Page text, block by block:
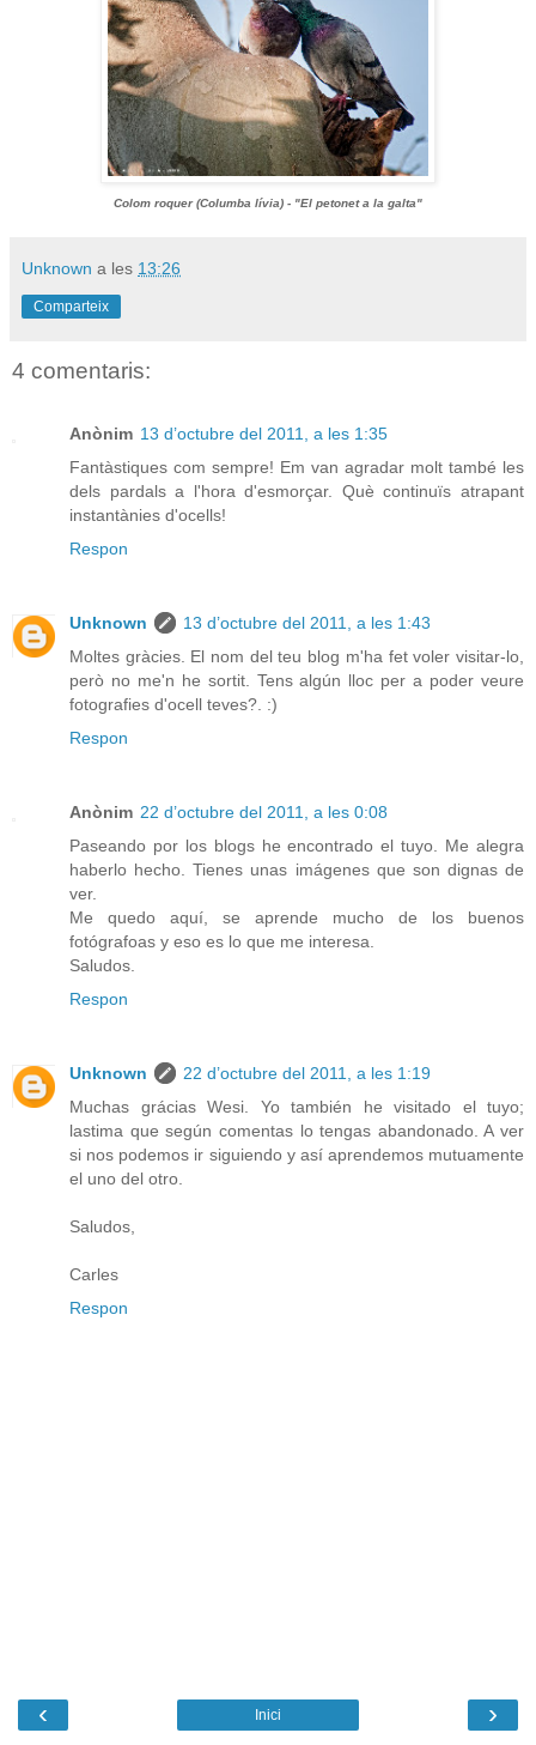
Colom roquer (Columba lívia) - "El petonet a la galta"
Unknown a les 13:26
Comparteix
4 comentaris:
Anònim 13 d’octubre del 2011, a les 1:35
Fantàstiques com sempre! Em van agradar molt també les
dels pardals a l'hora d'esmorçar. Què continuïs atrapant
instantànies d'ocells!
Respon
Unknown
13 d’octubre del 2011, a les 1:43
Moltes gràcies. El nom del teu blog m'ha fet voler visitar-lo,
però no me'n he sortit. Tens algún lloc per a poder veure
fotografies d'ocell teves?. :)
Respon
Anònim 22 d’octubre del 2011, a les 0:08
Paseando por los blogs he encontrado el tuyo. Me alegra
haberlo hecho. Tienes unas imágenes que son dignas de
ver.
Me quedo aquí, se aprende mucho de los buenos
fotógrafoas y eso es lo que me interesa.
Saludos.
Respon
Unknown
22 d’octubre del 2011, a les 1:19
Muchas grácias Wesi. Yo también he visitado el tuyo;
lastima que según comentas lo tengas abandonado. A ver
si nos podemos ir siguiendo y así aprendemos mutuamente
el uno del otro.
Saludos,
Carles
Respon
‹ ›
Inici